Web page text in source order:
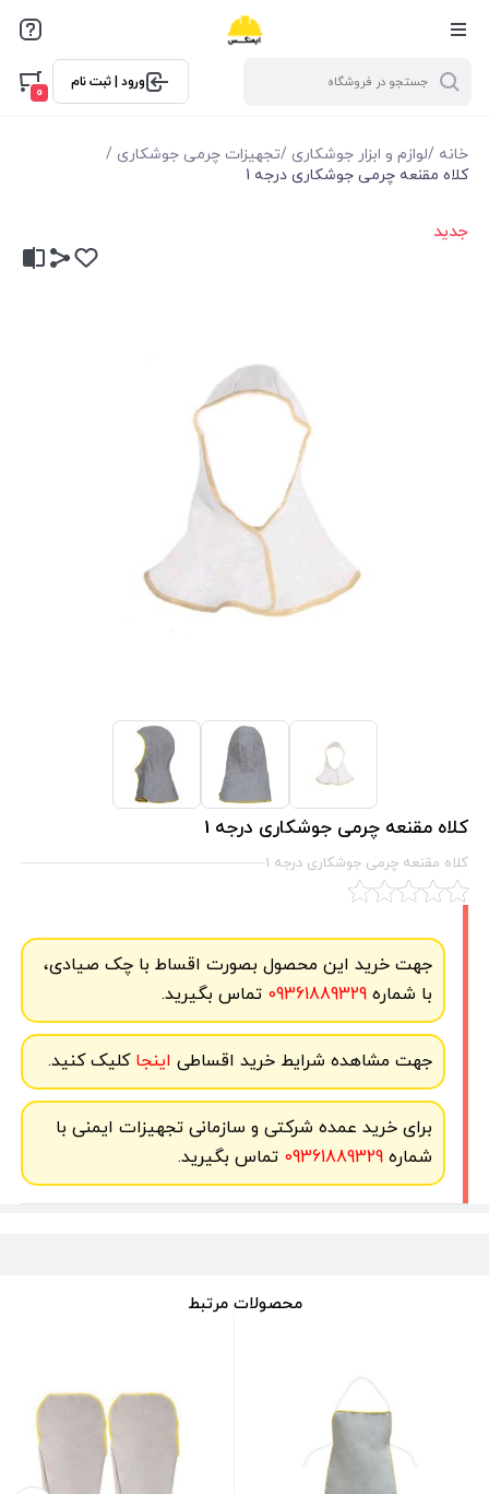
ورود | ثبت نام
0
خانه /لوازم و ابزار جوشکاری /تجهیزات چرمی جوشکاری /
کلاه مقنعه چرمی جوشکاری درجه 1
جدید
کلاه مقنعه چرمی جوشکاری درجه 1
کلاه مقنعه چرمی جوشکاری درجه 1
جهت خرید این محصول بصورت اقساط با چک صیادی،
با شماره09361889329 تماس بگیرید.
جهت مشاهده شرایط خرید اقساطی اینجاکلیک کنید.
برای خرید عمده شرکتی و سازمانی تجهیزات ایمنی با
شماره09361889329 تماس بگیرید.
محصولات مرتبط